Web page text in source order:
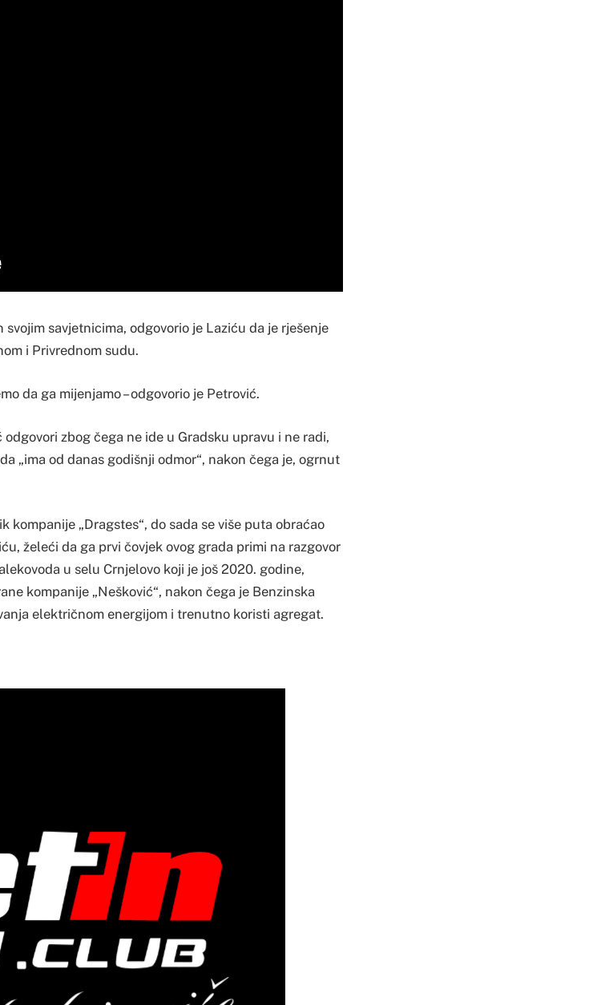
savjetnicima, odgovorio je Laziću da je rješenje
i Privrednom sudu.
da ga mijenjamo – odgovorio je Petrović.
zbog čega ne ide u Gradsku upravu i ne radi,
„ima od danas godišnji odmor“, nakon čega je, ogrnut
kompanije „Dragstes“, do sada se više puta obraćao
želeći da ga prvi čovjek ovog grada primi na razgovor
u selu Crnjelovo koji je još 2020. godine,
kompanije „Nešković“, nakon čega je Benzinska
električnom energijom i trenutno koristi agregat.